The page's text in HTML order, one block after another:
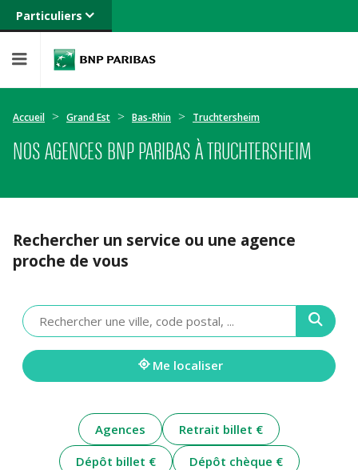
Particuliers
Banque privée
Entreprises
Accueil Grand Est Bas-Rhin Truchtersheim
NOS AGENCES BNP PARIBAS À TRUCHTERSHEIM
Rechercher un service ou une agence
proche de vous
Veuillez
renseigner
une
adresse
Me localiser
Agences
Retrait billet €
Dépôt billet €
Dépôt chèque €